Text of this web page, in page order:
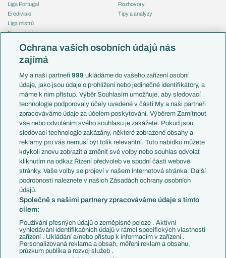
Liga Portugal
Eredivisie
Liga mistrů
Evropská liga
Mistrovství světa
Liga národů
Témata
Představení týmů MS
EuroSkauting
PL v kostce
Evropské koeficienty
Přestupy
Přestupové spekulace
Zranění
Kluby
Arsenal FC
Chelsea FC
Manchester United
AC Milán
Juventus FC
Bayern Mnichov
FC Barcelona
Real Madrid
Rozhovory
Tipy a analýzy
Česko
Francie
Itálie
Německo
Španělsko
Argentina
Brazílie
Přestupy
Zápasy
Livescore
Tipovací soutěž
Ochrana vašich osobních údajů nás
zajímá
My a naši partneři999 ukládáme do vašeho zařízení osobní
údaje, jako jsou údaje o prohlížení nebo jedinečné identifikátory, a
máme k nim přístup. Výběr Souhlasím umožňuje, aby sledovací
technologie podporovaly účely uvedené v části My a naši partneři
zpracováváme údaje za účelem poskytování. Výběrem Zamítnout
vše nebo odvoláním svého souhlasu je zakážete. Pokud jsou
sledovací technologie zakázány, některé zobrazené obsahy a
reklamy pro vás nemusí být tolik relevantní. Tuto nabídku můžete
kdykoli znovu zobrazit a změnit své volby nebo souhlas odvolat
kliknutím na odkaz Řízení předvoleb ve spodní části webové
stránky. Vaše volby se projeví v našem Internetová stránka. Další
podrobnosti naleznete v našich Zásadách ochrany osobních
údajů.
Společně s našimi partnery zpracováváme údaje s tímto
cílem:
Používání přesných údajů o zeměpisné poloze . Aktivní
vyhledávání identifikačních údajů v rámci specifických vlastností
zařízení . Ukládání a/nebo přístup k informacím v zařízení .
Personalizovaná reklama a obsah, měření reklam a obsahu,
průzkum publika a rozvoj služeb .